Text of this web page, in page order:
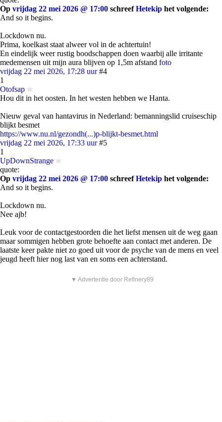
Op vrijdag 22 mei 2026 @ 17:00 schreefHetekip het volgende:
And so it begins.
Lockdown nu.
Prima, koelkast staat alweer vol in de achtertuin!
En eindelijk weer rustig boodschappen doen waarbij alle irritante
medemensen uit mijn aura blijven op 1,5m afstand foto
vrijdag 22 mei 2026, 17:28 uur #4
1
Otofsap
Hou dit in het oosten. In het westen hebben we Hanta.
Nieuw geval van hantavirus in Nederland: bemanningslid cruiseschip
blijkt besmet
https://www.nu.nl/gezondh(...)p-blijkt-besmet.html
vrijdag 22 mei 2026, 17:33 uur #5
1
UpDownStrange
quote:
Op vrijdag 22 mei 2026 @ 17:00 schreefHetekip het volgende:
And so it begins.
Lockdown nu.
Nee ajb!
Leuk voor de contactgestoorden die het liefst mensen uit de weg gaan
maar sommigen hebben grote behoefte aan contact met anderen. De
laatste keer pakte niet zo goed uit voor de psyche van de mens en veel
jeugd heeft hier nog last van en soms een achterstand.
▼ Advertentie door Refinery89